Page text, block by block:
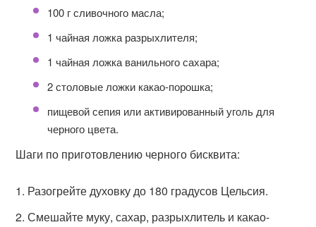
100 г сливочного масла;
1 чайная ложка разрыхлителя;
1 чайная ложка ванильного сахара;
2 столовые ложки какао-порошка;
пищевой сепия или активированный уголь для
черного цвета.
Шаги по приготовлению черного бисквита:
Разогрейте духовку до 180 градусов Цельсия.
Смешайте муку, сахар, разрыхлитель и какао-